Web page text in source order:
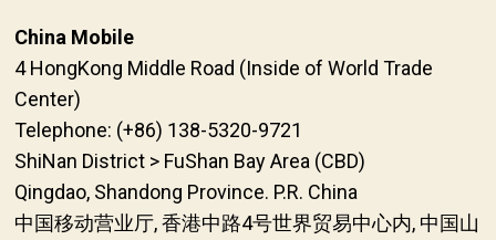
China Mobile
4 HongKong Middle Road (Inside of World Trade
Center)
Telephone: (+86) 138-5320-9721
ShiNan District > FuShan Bay Area (CBD)
Qingdao, Shandong Province. P.R. China
中国移动营业厅, 香港中路4号世界贸易中心内, 中国山